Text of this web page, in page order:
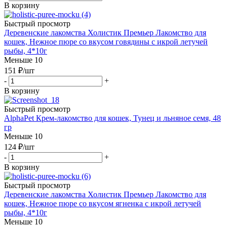
В корзину
Быстрый просмотр
Деревенские лакомства Холистик Премьер Лакомство для
кошек, Нежное пюре со вкусом говядины с икрой летучей
рыбы, 4*10г
Меньше 10
151 ₽/шт
-
+
В корзину
Быстрый просмотр
AlphaPet Крем-лакомство для кошек, Тунец и льняное семя, 48
гр
Меньше 10
124 ₽/шт
-
+
В корзину
Быстрый просмотр
Деревенские лакомства Холистик Премьер Лакомство для
кошек, Нежное пюре со вкусом ягненка с икрой летучей
рыбы, 4*10г
Меньше 10